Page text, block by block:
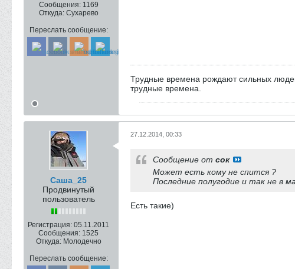
Сообщения: 1169
Откуда: Сухарево
Переслать сообщение:
Трудные времена рождают сильных
трудные времена.
Саша_25
Продвинутый
пользователь
Регистрация: 05.11.2011
Сообщения: 1525
Откуда: Молодечно
Переслать сообщение:
27.12.2014, 00:33
Сообщение от сок
Может есть кому не спится ?
Последние полугодие и так не в
Есть такие)